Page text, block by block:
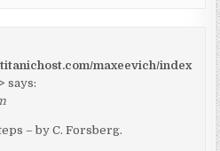
maxeevich/index
says:
– by C. Forsberg.